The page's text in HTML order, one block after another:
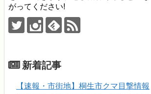
がってください!
新着記事
【速報・市街地】桐生市クマ目撃情報